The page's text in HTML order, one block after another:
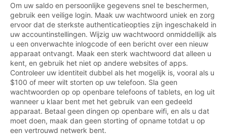
Om uw saldo en persoonlijke gegevens snel te beschermen,
gebruik een veilige login. Maak uw wachtwoord uniek en zorg
ervoor dat de sterkste authenticatieopties zijn ingeschakeld in
uw accountinstellingen. Wijzig uw wachtwoord onmiddellijk als
u een onverwachte inlogcode of een bericht over een nieuw
apparaat ontvangt. Maak een sterk wachtwoord dat alleen u
kent, en gebruik het niet op andere websites of apps.
Controleer uw identiteit dubbel als het mogelijk is, vooral als u
$100 of meer wilt storten op uw telefoon. Sla geen
wachtwoorden op op openbare telefoons of tablets, en log uit
wanneer u klaar bent met het gebruik van een gedeeld
apparaat. Betaal geen dingen op openbare wifi, en als u dat
moet doen, maak dan geen storting of opname totdat u op
een vertrouwd netwerk bent.